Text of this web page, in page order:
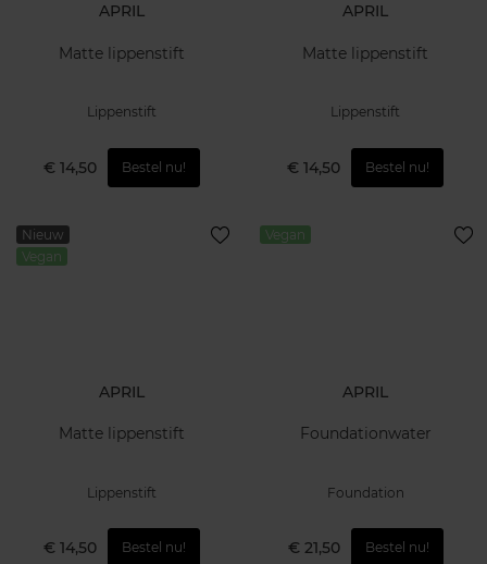
APRIL
Matte lippenstift
Lippenstift
€ 14,50 Bestel nu!
APRIL
Matte lippenstift
Lippenstift
€ 14,50 Bestel nu!
Nieuw
Vegan
APRIL
Matte lippenstift
Lippenstift
€ 14,50 Bestel nu!
Vegan
APRIL
Foundationwater
Foundation
€ 21,50 Bestel nu!